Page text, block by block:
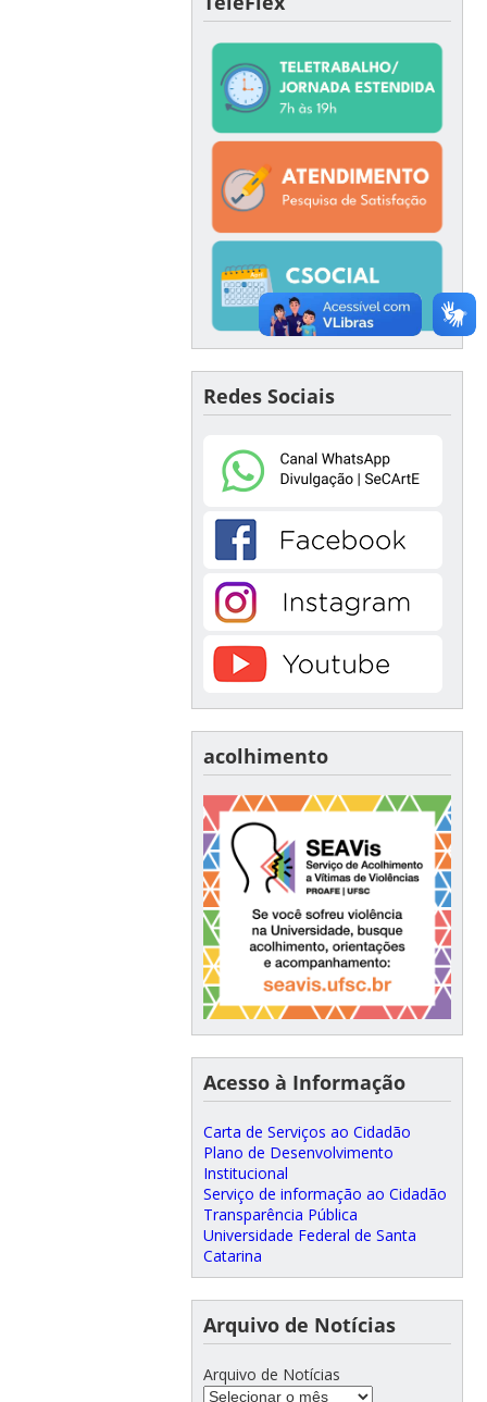
Redes Sociais
acolhimento
Acesso à Informação
Carta de Serviços ao Cidadão
Plano de Desenvolvimento
Institucional
Serviço de informação ao Cidadão
Transparência Pública
Universidade Federal de Santa
Catarina
Arquivo de Notícias
Arquivo de Notícias